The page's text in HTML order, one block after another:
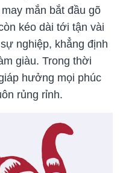
mắn bắt đầu gõ
kéo dài tới tận vài
nghiệp, khẳng định
giàu. Trong thời
hưởng mọi phúc
rủng rỉnh.